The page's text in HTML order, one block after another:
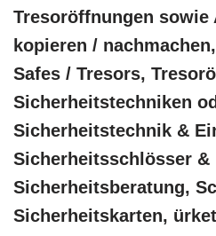
Tresoröffnungen sowie
kopieren /
Safes / Tresors,
Sicherheitstechniken
Sicherheitstechnik &
Sicherheitsschlösser &
Sicherheitsberatung,
Sicherheitskarten,